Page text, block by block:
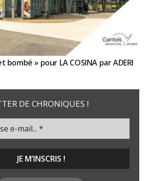
bombé » pour LA COSINA par ADERI
DE CHRONIQUES !